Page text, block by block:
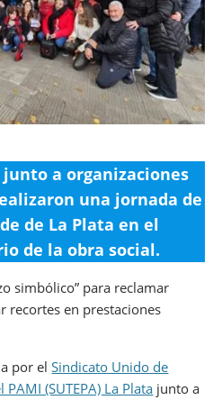
junto a organizaciones
una jornada de
de La Plata en el
de la obra social.
simbólico” para reclamar
recortes en prestaciones
por elSindicato Unido de
(SUTEPA) La Plata junto a